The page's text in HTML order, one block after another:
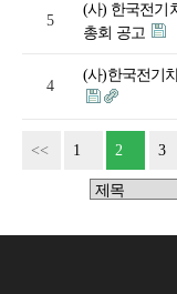
5
(사) 한국전기
총회 공고
4
(사)한국전기
<< 1 2 3